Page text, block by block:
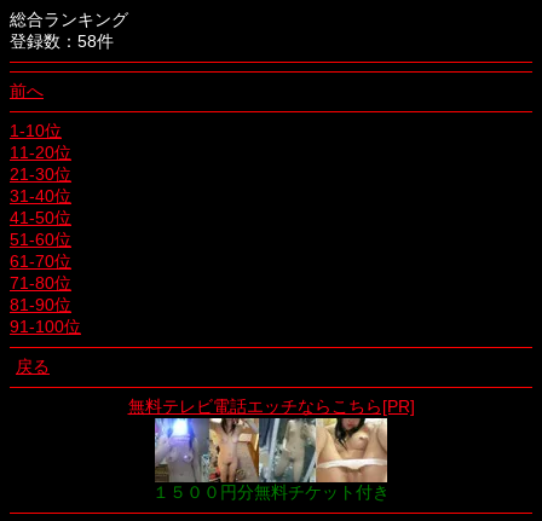
総合ランキング
登録数：58件
前へ
1-10位
11-20位
21-30位
31-40位
41-50位
51-60位
61-70位
71-80位
81-90位
91-100位
戻る
無料テレビ電話エッチならこちら[PR]
１５００円分無料チケット付き